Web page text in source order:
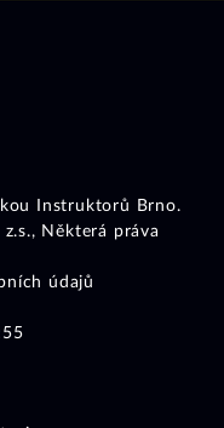
Instruktorů Brno.
, Některá práva
údajů